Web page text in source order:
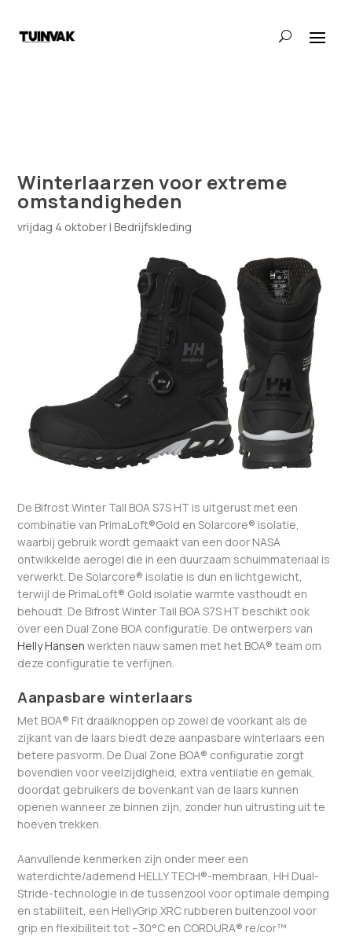
Winterlaarzen voor extreme
omstandigheden
vrijdag 4 oktober | Bedrijfskleding
De Bifrost Winter Tall BOA S7S HT is uitgerust met een
combinatie van PrimaLoft®Gold en Solarcore® isolatie,
waarbij gebruik wordt gemaakt van een door NASA
ontwikkelde aerogel die in een duurzaam schuimmateriaal is
verwerkt. De Solarcore® isolatie is dun en lichtgewicht,
terwijl de PrimaLoft® Gold isolatie warmte vasthoudt en
behoudt. De Bifrost Winter Tall BOA S7S HT beschikt ook
over een Dual Zone BOA configuratie. De ontwerpers van
Helly Hansen werkten nauw samen met het BOA® team om
deze configuratie te verfijnen.
Aanpasbare winterlaars
Met BOA® Fit draaiknoppen op zowel de voorkant als de
zijkant van de laars biedt deze aanpasbare winterlaars een
betere pasvorm. De Dual Zone BOA® configuratie zorgt
bovendien voor veelzijdigheid, extra ventilatie en gemak,
doordat gebruikers de bovenkant van de laars kunnen
openen wanneer ze binnen zijn, zonder hun uitrusting uit te
hoeven trekken.
Aanvullende kenmerken zijn onder meer een
waterdichte/ademend HELLY TECH®-membraan, HH Dual-
Stride-technologie in de tussenzool voor optimale demping
en stabiliteit, een HellyGrip XRC rubberen buitenzool voor
grip en flexibiliteit tot –30°C en CORDURA® re/cor™